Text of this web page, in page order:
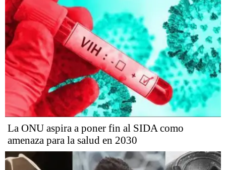
La ONU aspira a poner fin al SIDA como
amenaza para la salud en 2030